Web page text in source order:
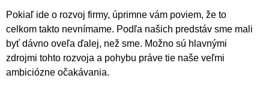
Pokiaľ ide o rozvoj firmy, úprimne vám poviem, že to
celkom takto nevnímame. Podľa našich predstáv sme mali
byť dávno oveľa ďalej, než sme. Možno sú hlavnými
zdrojmi tohto rozvoja a pohybu práve tie naše veľmi
ambiciózne očakávania.